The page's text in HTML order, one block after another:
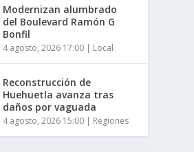
Modernizan alumbrado
del Boulevard Ramón G
Bonfil
4 agosto, 2026 17:00 | Local
Reconstrucción de
Huehuetla avanza tras
daños por vaguada
4 agosto, 2026 15:00 | Regiones